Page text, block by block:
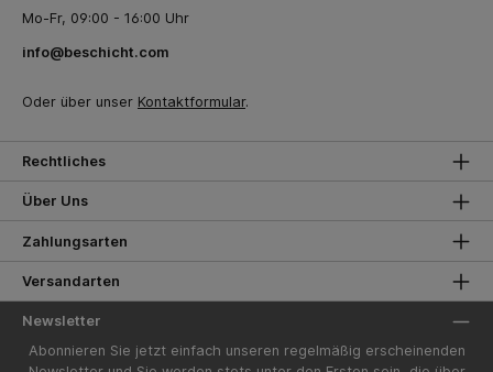
Mo-Fr, 09:00 - 16:00 Uhr
info@beschicht.com
Oder über unser Kontaktformular.
Rechtliches
Über Uns
Zahlungsarten
Versandarten
Newsletter
Abonnieren Sie jetzt einfach unseren regelmäßig erscheinenden